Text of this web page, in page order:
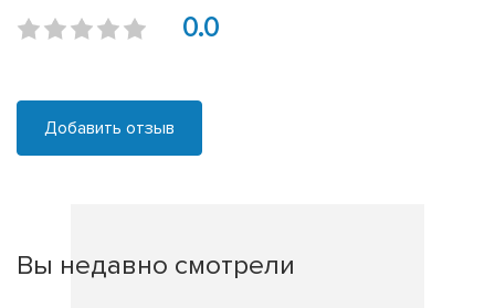
0.0
Добавить отзыв
Вы недавно смотрели